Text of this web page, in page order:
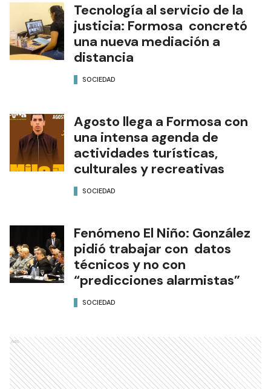
Tecnología al servicio de la
justicia: Formosa concretó
una nueva mediación a
distancia
SOCIEDAD
Agosto llega a Formosa con
una intensa agenda de
actividades turísticas,
culturales y recreativas
SOCIEDAD
Fenómeno El Niño: González
pidió trabajar con datos
técnicos y no con
“predicciones alarmistas”
SOCIEDAD
Ads